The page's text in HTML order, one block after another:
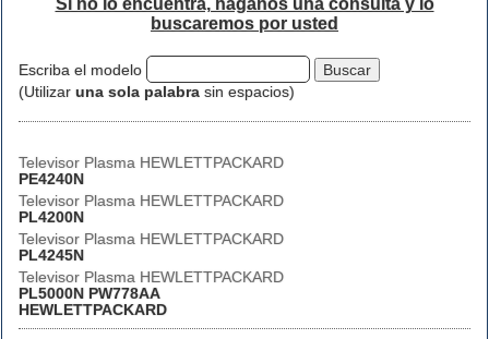
Si no lo encuentra, háganos una consulta y lo
buscaremos por usted
Escriba el modelo
(Utilizar una sola palabra sin espacios)
Televisor Plasma HEWLETTPACKARD
PE4240N
Televisor Plasma HEWLETTPACKARD
PL4200N
Televisor Plasma HEWLETTPACKARD
PL4245N
Televisor Plasma HEWLETTPACKARD
PL5000N PW778AA
HEWLETTPACKARD